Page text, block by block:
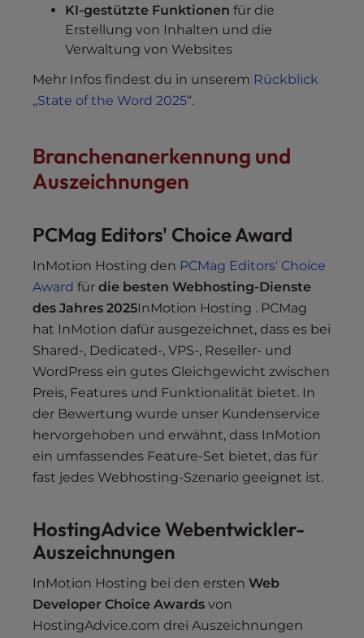
KI-gestützte Funktionen für die
Erstellung von Inhalten und die
Verwaltung von Websites
Mehr Infos findest du in unserem Rückblick
„State of the Word 2025“.
Branchenanerkennung und
Auszeichnungen
PCMag Editors' Choice Award
InMotion Hosting den PCMag Editors' Choice
Award für die besten Webhosting-Dienste
des Jahres 2025InMotion Hosting . PCMag
hat InMotion dafür ausgezeichnet, dass es bei
Shared-, Dedicated-, VPS-, Reseller- und
WordPress ein gutes Gleichgewicht zwischen
Preis, Features und Funktionalität bietet. In
der Bewertung wurde unser Kundenservice
hervorgehoben und erwähnt, dass InMotion
ein umfassendes Feature-Set bietet, das für
fast jedes Webhosting-Szenario geeignet ist.
HostingAdvice Webentwickler-
Auszeichnungen
InMotion Hosting bei den ersten Web
Developer Choice Awards von
HostingAdvice.com drei Auszeichnungen